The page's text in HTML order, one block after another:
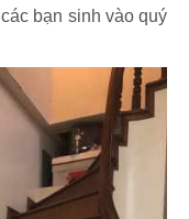
bạn sinh vào quý